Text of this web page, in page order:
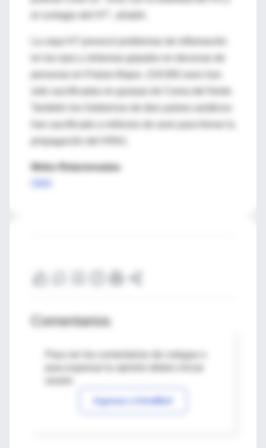
el contagio del H7", añadió.
propagación del H5N1.
Webs Relacionadas
Comentarios
Para ver los comentarios de colegas o
Ingresar a IntraMed